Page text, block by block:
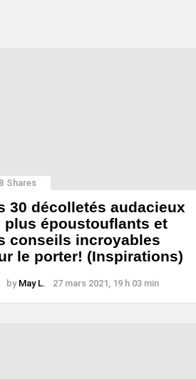
Shares
30 décolletés audacieux
plus époustouflants et
conseils incroyables
le porter! (Inspirations)
by May L. 27 mars 2021, 19 h 03 min